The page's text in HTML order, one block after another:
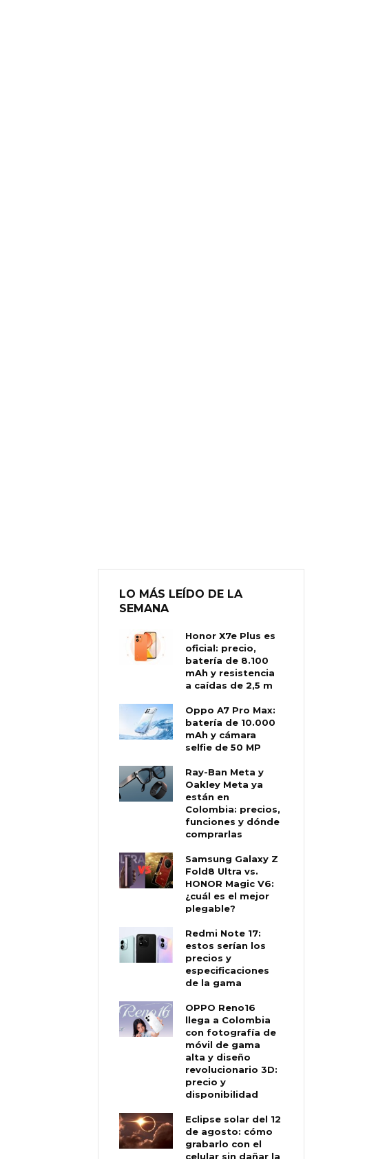
LO MÁS LEÍDO DE LA
SEMANA
Honor X7e Plus es
oficial: precio,
batería de 8.100
mAh y resistencia
a caídas de 2,5 m
Oppo A7 Pro Max:
batería de 10.000
mAh y cámara
selfie de 50 MP
Ray-Ban Meta y
Oakley Meta ya
están en
Colombia: precios,
funciones y dónde
comprarlas
Samsung Galaxy Z
Fold8 Ultra vs.
HONOR Magic V6:
¿cuál es el mejor
plegable?
Redmi Note 17:
estos serían los
precios y
especificaciones
de la gama
OPPO Reno16
llega a Colombia
con fotografía de
móvil de gama
alta y diseño
revolucionario 3D:
precio y
disponibilidad
Eclipse solar del 12
de agosto: cómo
grabarlo con el
celular sin dañar la